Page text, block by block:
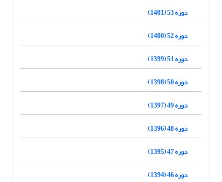
دوره 53 (1401)
دوره 52 (1400)
دوره 51 (1399)
دوره 50 (1398)
دوره 49 (1397)
دوره 48 (1396)
دوره 47 (1395)
دوره 46 (1394)